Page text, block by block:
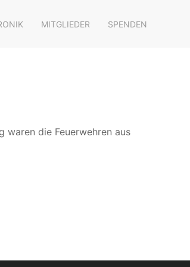
MITGLIEDER SPENDEN
waren die Feuerwehren aus